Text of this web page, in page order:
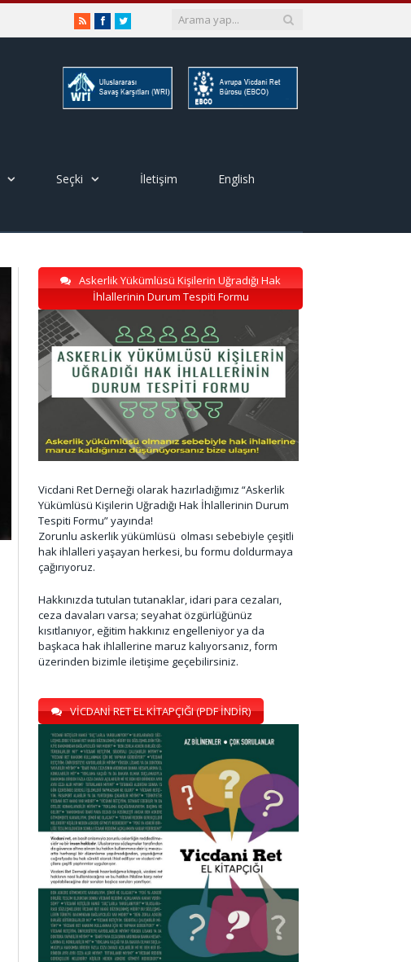
RSSFacebookTwitter
Seçki İletişim English
Askerlik Yükümlüsü Kişilerin Uğradığı Hak
İhlallerinin Durum Tespiti Formu
Vicdani Ret Derneği olarak hazırladığımız “Askerlik
Yükümlüsü Kişilerin Uğradığı Hak İhlallerinin Durum
Tespiti Formu” yayında!
Zorunlu askerlik yükümlüsü olması sebebiyle çeşitli
hak ihlalleri yaşayan herkesi, bu formu doldurmaya
çağırıyoruz.
Hakkınızda tutulan tutanaklar, idari para cezaları,
ceza davaları varsa; seyahat özgürlüğünüz
kısıtlanıyor, eğitim hakkınız engelleniyor ya da
başkaca hak ihlallerine maruz kalıyorsanız, form
üzerinden bizimle iletişime geçebilirsiniz.
VİCDANİ RET EL KİTAPÇIĞI (PDF İNDİR)